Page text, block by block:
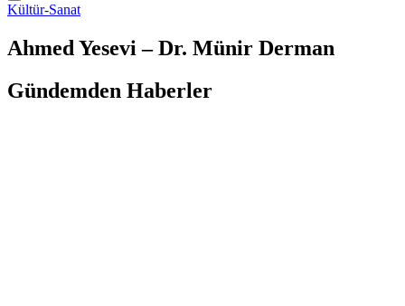
Kültür-Sanat
Ahmed Yesevi – Dr. Münir Derman
Gündemden Haberler